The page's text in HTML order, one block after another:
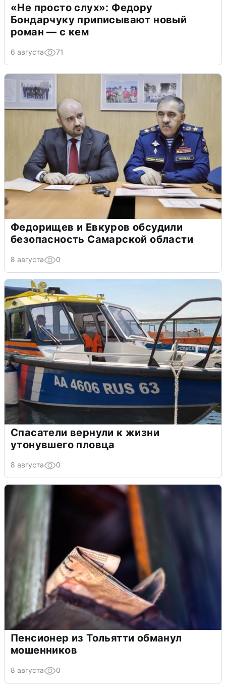
«Не просто слух»: Федору
Бондарчуку приписывают новый
роман — с кем
6 августа 71
Федорищев и Евкуров обсудили
безопасность Самарской области
8 августа 0
Спасатели вернули к жизни
утонувшего пловца
8 августа 0
Пенсионер из Тольятти обманул
мошенников
8 августа 0